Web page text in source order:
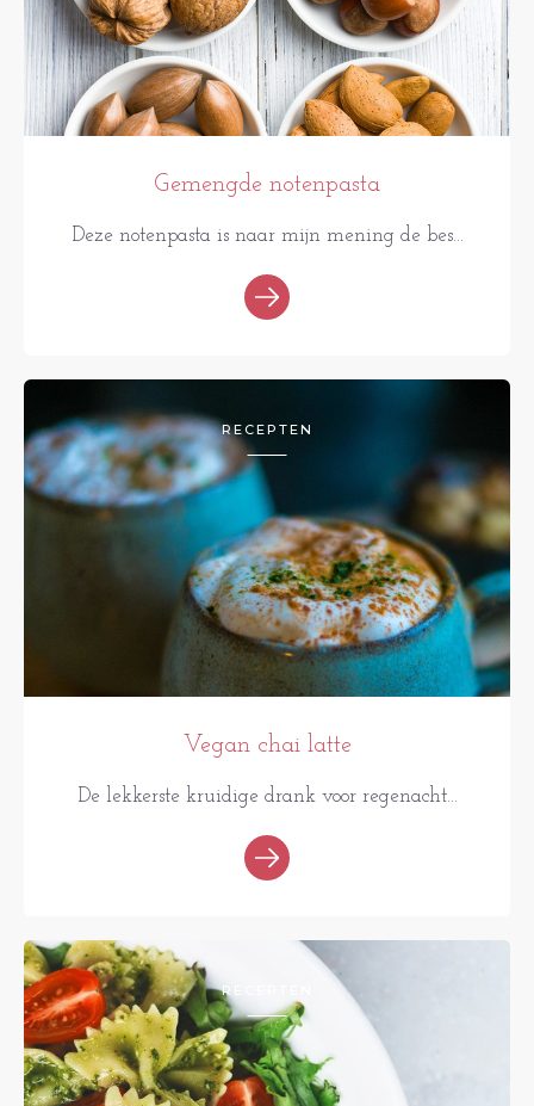
Gemengde notenpasta
Deze notenpasta is naar mijn mening de bes...
RECEPTEN
Vegan chai latte
De lekkerste kruidige drank voor regenacht...
RECEPTEN